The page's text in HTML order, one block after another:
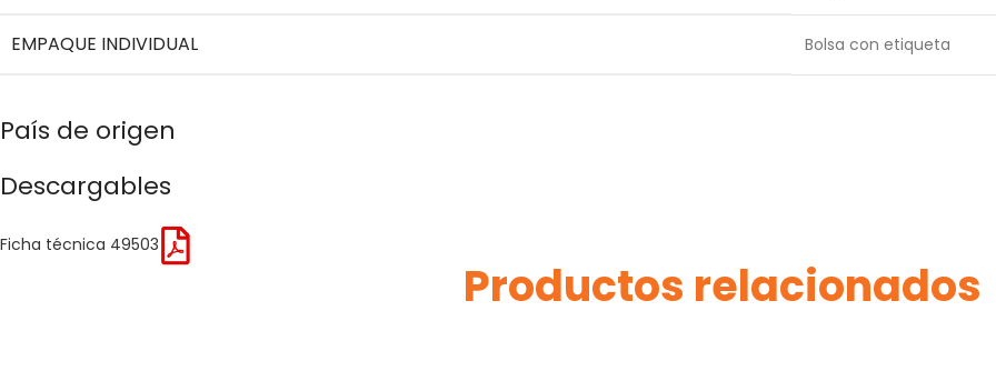
EMPAQUE INDIVIDUAL Bolsa con etiqueta
País de origen
Descargables
Ficha técnica 49503
Productos relacionados